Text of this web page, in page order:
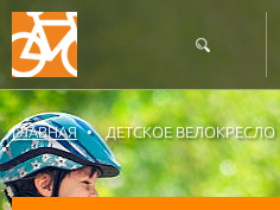
ГЛАВНАЯ ДЕТСКОЕ ВЕЛОКРЕСЛО